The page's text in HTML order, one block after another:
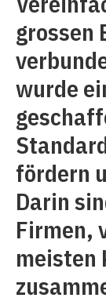
grossen
wurde
fördern
Darin
Firmen,
meisten